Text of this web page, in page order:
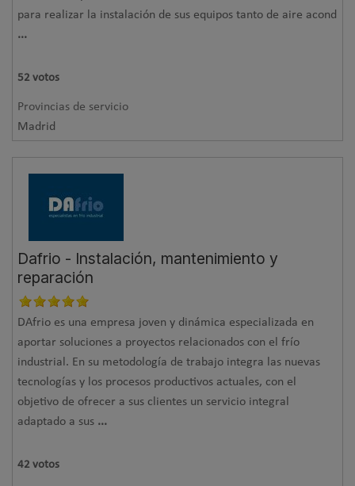
para realizar la instalación de sus equipos tanto de aire acond
...
52 votos
Provincias de servicio
Madrid
Dafrio - Instalación, mantenimiento y
reparación
DAfrio es una empresa joven y dinámica especializada en
aportar soluciones a proyectos relacionados con el frío
industrial. En su metodología de trabajo integra las nuevas
tecnologías y los procesos productivos actuales, con el
objetivo de ofrecer a sus clientes un servicio integral
adaptado a sus ...
42 votos